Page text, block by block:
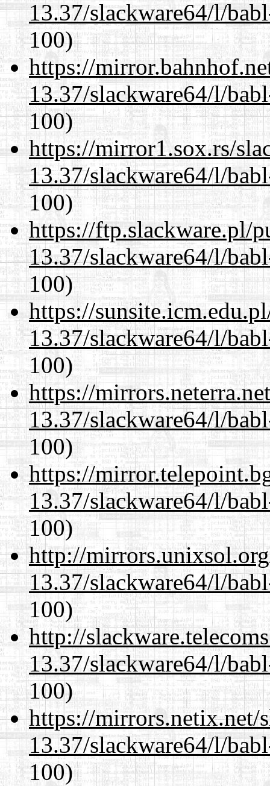
13.37/slackware64/l/
100)
https://
13.37/slackware64/l/
100)
https://mirror1.sox.rs/
13.37/slackware64/l/
100)
https://ftp.slackware.pl/
13.37/slackware64/l/
100)
https://
13.37/slackware64/l/
100)
https://
13.37/slackware64/l/
100)
https://
13.37/slackware64/l/
100)
http://
13.37/slackware64/l/
100)
http://
13.37/slackware64/l/
100)
https://mirrors.netix.net/
13.37/slackware64/l/
100)